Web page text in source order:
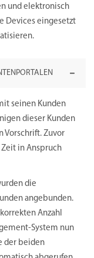
und elektronisch
Devices eingesetzt
seinen Kunden
dieser Kunden
Vorschrift. Zuvor
in Anspruch
die
angebunden.
Anzahl
System nun
der beiden